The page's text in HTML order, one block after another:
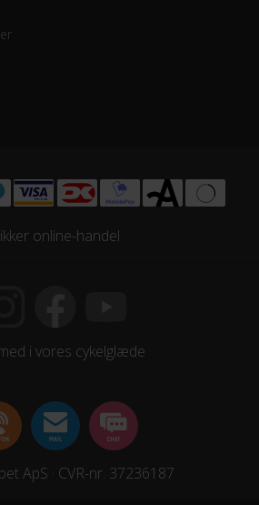
online-handel
i vores cykelglæde
ApS · CVR-nr. 37236187